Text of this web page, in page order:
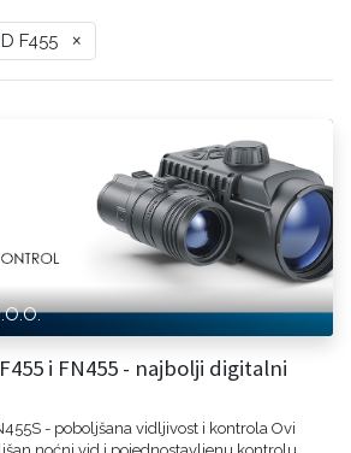
F455 ×
i FN455 - najbolji digitalni
- poboljšana vidljivost i kontrola Ovi